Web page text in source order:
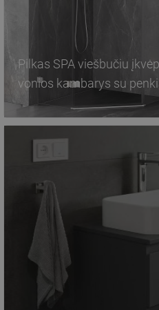
Pilkas SPA viešbučiu
vonios kambarys su
kabinu